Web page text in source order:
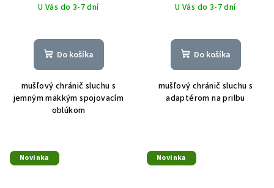
U Vás do 3-7 dní
Do košíka
mušľový chránič sluchu s
jemným mäkkým spojovacím
oblúkom
U Vás do 3-7 dní
Do košíka
mušľový chránič sluchu s
adaptérom na prilbu
Novinka Novinka